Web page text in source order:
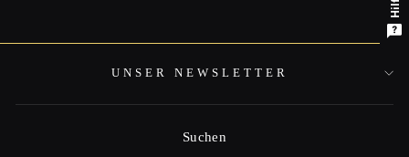
UNSER NEWSLETTER
Suchen